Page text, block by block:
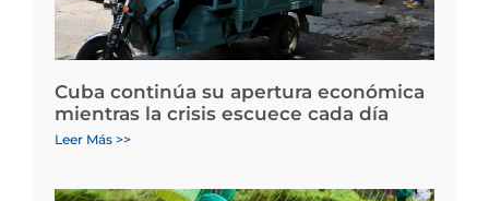
Cuba continúa su apertura económica
mientras la crisis escuece cada día
Leer Más >>